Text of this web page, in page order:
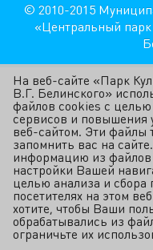
© 2010-2015
«Центральный
На веб-сайте «Парк
В.Г. Белинского»
файлов cookies с
сервисов и повышения
веб-сайтом. Эти файлы
запомнить вас на
информацию из файлов
настройки Вашей
целью анализа и сбора
посетителях на этом
хотите, чтобы Ваши
обрабатывались из
ограничьте их